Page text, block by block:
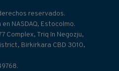
reservados.
NASDAQ, Estocolmo.
Complex, Triq In Negozju,
Birkirkara CBD 3010,